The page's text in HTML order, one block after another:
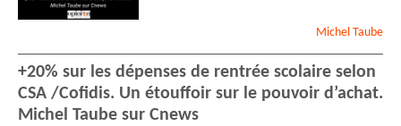
Michel Taube
+20% sur les dépenses de rentrée scolaire selon
CSA /Cofidis. Un étouffoir sur le pouvoir d’achat.
Michel Taube sur Cnews